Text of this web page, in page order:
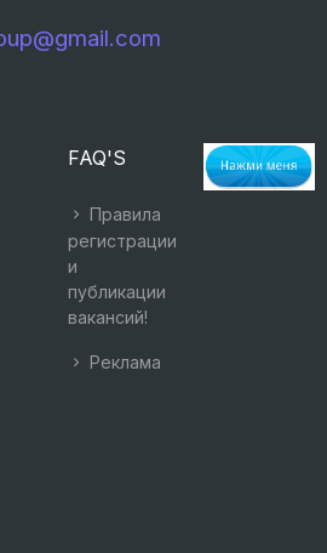
FAQ'S
Правила
регистрации
и
публикации
вакансий!
Реклама